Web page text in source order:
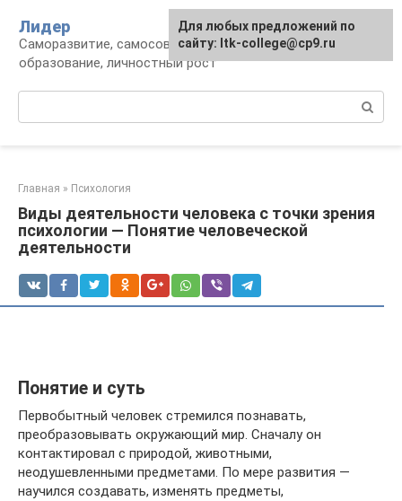
контенту
Лидер
Саморазвитие, самосовершенствование,
образование, личностный рост
Главная » Психология
Виды деятельности человека с точки зрения
психологии — Понятие человеческой
деятельности
Понятие и суть
Первобытный человек стремился познавать,
преобразовывать окружающий мир. Сначалу он
контактировал с природой, животными,
неодушевленными предметами. По мере развития —
научился создавать, изменять предметы,
Для любых предложений по
сайту: ltk-college@cp9.ru